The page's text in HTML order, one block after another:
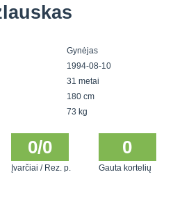
Gynėjas
1994-08-10
31 metai
180 cm
73 kg
0/0
Įvarčiai / Rez. p.
0
Gauta kortelių